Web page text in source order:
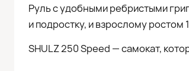
Руль с удобными ребристыми
и подростку, и взрослому ростом
SHULZ 250 Speed — самокат,